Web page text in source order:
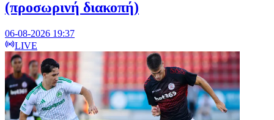
(προσωρινή διακοπή)
06-08-2026 19:37
LIVE